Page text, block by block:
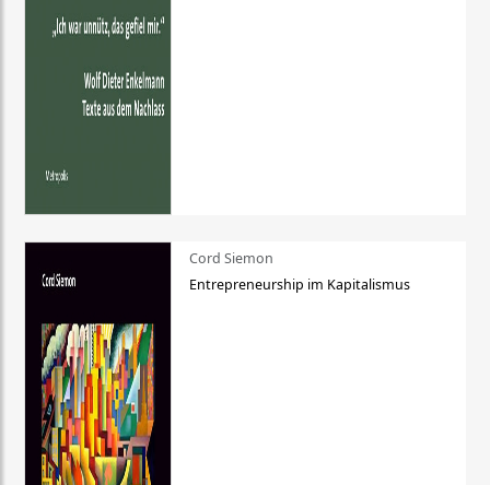
Cord Siemon
Entrepreneurship im Kapitalismus